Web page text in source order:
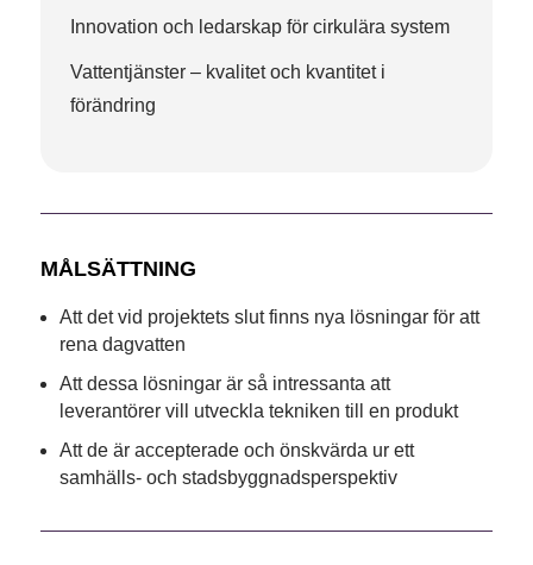
Innovation och ledarskap för cirkulära system
Vattentjänster – kvalitet och kvantitet i
förändring
MÅLSÄTTNING
Att det vid projektets slut finns nya lösningar för att
rena dagvatten
Att dessa lösningar är så intressanta att
leverantörer vill utveckla tekniken till en produkt
Att de är accepterade och önskvärda ur ett
samhälls- och stadsbyggnadsperspektiv